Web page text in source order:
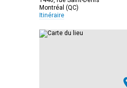
Montréal (QC)
Itinéraire